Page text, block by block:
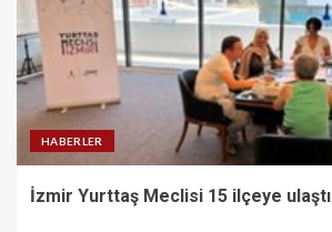
HABERLER
İzmir Yurttaş Meclisi 15 ilçeye ulaştı